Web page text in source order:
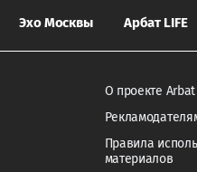
Эхо Москвы Арбат LIFE
О проекте
Правила
материалов